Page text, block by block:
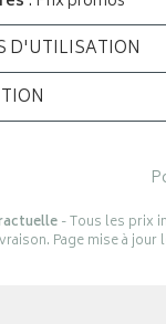
D'UTILISATION
- Tous les prix
Page mise à jour